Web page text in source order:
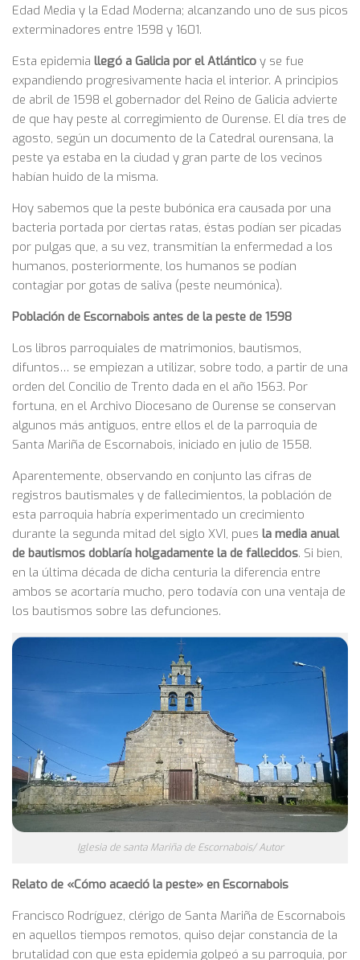
Edad Media y la Edad Moderna; alcanzando uno de sus picos
exterminadores entre 1598 y 1601.
Esta epidemia llegó a Galicia por el Atlántico y se fue
expandiendo progresivamente hacia el interior. A principios
de abril de 1598 el gobernador del Reino de Galicia advierte
de que hay peste al corregimiento de Ourense. El día tres de
agosto, según un documento de la Catedral ourensana, la
peste ya estaba en la ciudad y gran parte de los vecinos
habían huido de la misma.
Hoy sabemos que la peste bubónica era causada por una
bacteria portada por ciertas ratas, éstas podían ser picadas
por pulgas que, a su vez, transmitían la enfermedad a los
humanos, posteriormente, los humanos se podían
contagiar por gotas de saliva (peste neumónica).
Población de Escornabois antes de la peste de 1598
Los libros parroquiales de matrimonios, bautismos,
difuntos… se empiezan a utilizar, sobre todo, a partir de una
orden del Concilio de Trento dada en el año 1563. Por
fortuna, en el Archivo Diocesano de Ourense se conservan
algunos más antiguos, entre ellos el de la parroquia de
Santa Mariña de Escornabois, iniciado en julio de 1558.
Aparentemente, observando en conjunto las cifras de
registros bautismales y de fallecimientos, la población de
esta parroquia habría experimentado un crecimiento
durante la segunda mitad del siglo XVI, pues la media anual
de bautismos doblaría holgadamente la de fallecidos. Si bien,
en la última década de dicha centuria la diferencia entre
ambos se acortaría mucho, pero todavía con una ventaja de
los bautismos sobre las defunciones.
Iglesia de santa Mariña de Escornabois/ Autor
Relato de «Cómo acaeció la peste» en Escornabois
Francisco Rodríguez, clérigo de Santa Mariña de Escornabois
en aquellos tiempos remotos, quiso dejar constancia de la
brutalidad con que esta epidemia golpeó a su parroquia, por